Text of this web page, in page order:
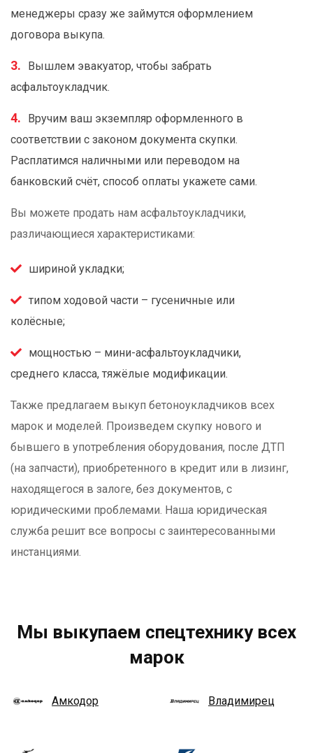
менеджеры сразу же займутся оформлением
договора выкупа.
Вышлем эвакуатор, чтобы забрать
асфальтоукладчик.
Вручим ваш экземпляр оформленного в
соответствии с законом документа скупки.
Расплатимся наличными или переводом на
банковский счёт, способ оплаты укажете сами.
Вы можете продать нам асфальтоукладчики,
различающиеся характеристиками:
шириной укладки;
типом ходовой части – гусеничные или
колёсные;
мощностью – мини-асфальтоукладчики,
среднего класса, тяжёлые модификации.
Также предлагаем выкуп бетоноукладчиков всех
марок и моделей. Произведем скупку нового и
бывшего в употребления оборудования, после ДТП
(на запчасти), приобретенного в кредит или в лизинг,
находящегося в залоге, без документов, с
юридическими проблемами. Наша юридическая
служба решит все вопросы с заинтересованными
инстанциями.
Мы выкупаем спецтехнику всех
марок
Амкодор Владимирец